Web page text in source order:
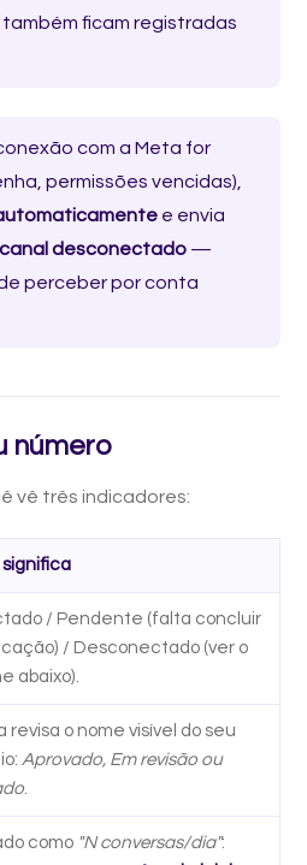
ficam registradas
com a Meta for
permissões vencidas),
e envia
desconectado —
perceber por conta
número
vê três indicadores:
/ Pendente (falta concluir
/ Desconectado (ver o
abaixo).
revisa o nome visível do seu
Aprovado, Em revisão ou
.
como "N conversas/dia":